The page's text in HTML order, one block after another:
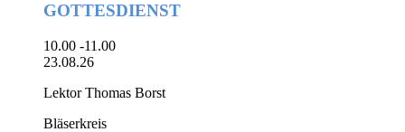
GOTTESDIENST
10.00 -11.00
23.08.26
Lektor Thomas Borst
Bläserkreis